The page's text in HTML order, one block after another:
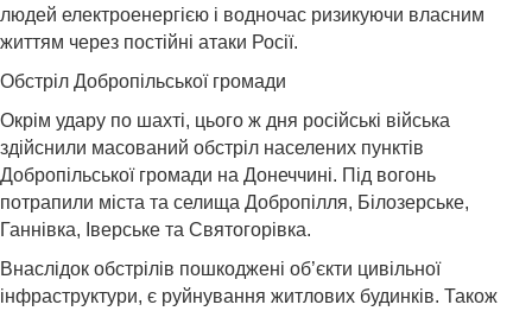
людей електроенергією і водночас ризикуючи власним
життям через постійні атаки Росії.
Обстріл Добропільської громади
Окрім удару по шахті, цього ж дня російські війська
здійснили масований обстріл населених пунктів
Добропільської громади на Донеччині. Під вогонь
потрапили міста та селища Добропілля, Білозерське,
Ганнівка, Іверське та Святогорівка.
Внаслідок обстрілів пошкоджені об’єкти цивільної
інфраструктури, є руйнування житлових будинків. Також